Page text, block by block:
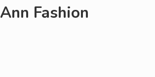
Ann Fashion